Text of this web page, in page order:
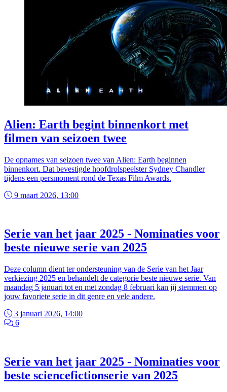
Alien: Earth begint binnenkort met
filmen van seizoen twee
De opnames van seizoen twee van Alien: Earth beginnen
binnenkort. Dat bevestigde hoofdrolspeelster Sydney Chandler
tijdens een persmoment rond de Texas Film Awards.
9 maart 2026, 13:00
Serie van het jaar 2025 - Nominaties voor
beste nieuwe serie van 2025
Deze column dient ter ondersteuning van de Serie van het Jaar
verkiezing 2025 en behandelt de categorie beste nieuwe serie. Van
maandag 5 januari tot en met zondag 8 februari kan jij stemmen op
jouw favoriete serie in dit genre en vele andere.
3 januari 2026, 14:00
6
Serie van het jaar 2025 - Nominaties voor
beste sciencefictionserie van 2025